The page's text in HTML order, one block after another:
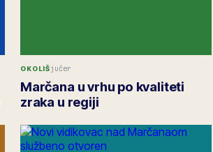
OKOLIŠjučer
Marčana u vrhu po kvaliteti
zraka u regiji